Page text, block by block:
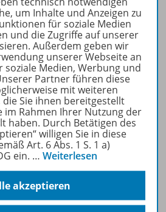
Service
um Inhalte und Anzeigen zu
für soziale Medien
und die Zugriffe auf unserer
Außerdem geben wir
unserer Webseite an
Medien, Werbung und
Partner führen diese
mit weiteren
Sie ihnen bereitgestellt
im Rahmen Ihrer Nutzung der
haben. Durch Betätigen des
willigen Sie in diese
Art. 6 Abs. 1 S. 1 a)
ein. … Weiterlesen
akzeptieren